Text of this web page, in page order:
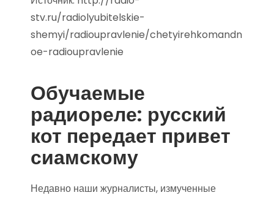
stv.ru/radiolyubitelskie-
shemyi/radioupravlenie/chetyirehkomandn
oe-radioupravlenie
Обучаемые
радиореле: русский
кот передает привет
сиамскому
Недавно наши журналисты, измученные